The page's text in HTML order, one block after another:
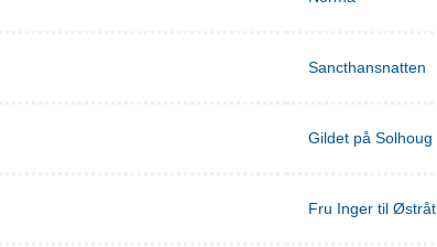
Sancthansnatten
Gildet på Solhoug
Fru Inger til Østråt